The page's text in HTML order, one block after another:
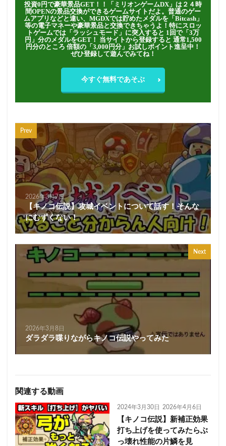
投資0円で豪華景品GET！！「ミリオンゲームDX」は２４時
間OPENの景品交換ができるゲームサイトだよ。普通のゲー
ムアプリなどと違い、MGDXでは貯めたメダルを「Bitcash」
等の電子マネーや豪華景品と交換できちゃうよ！特にスロッ
トゲームでは「ラッシュモード」に突入すると 1回で「3万
円」分のメダルをGET！ 当サイトから登録すると 通常1,500
円分のところ 倍額の「3,000円分」お試しポイント進呈中！
ぜひ登録して遊んでみてね！
今すぐ無料であそぶ
Prev
2026年3月7日
【キノコ伝説】攻城イベントについて話す！そんな
にむずくない！
Next
2026年3月8日
ダラダラ喋りながらキノコ伝説やってみた
関連する動画
2024年3月30日 2026年4月6日
【キノコ伝説】新補正効果
打ち上げを使ってみたらぶ
っ壊れ性能の片鱗を見